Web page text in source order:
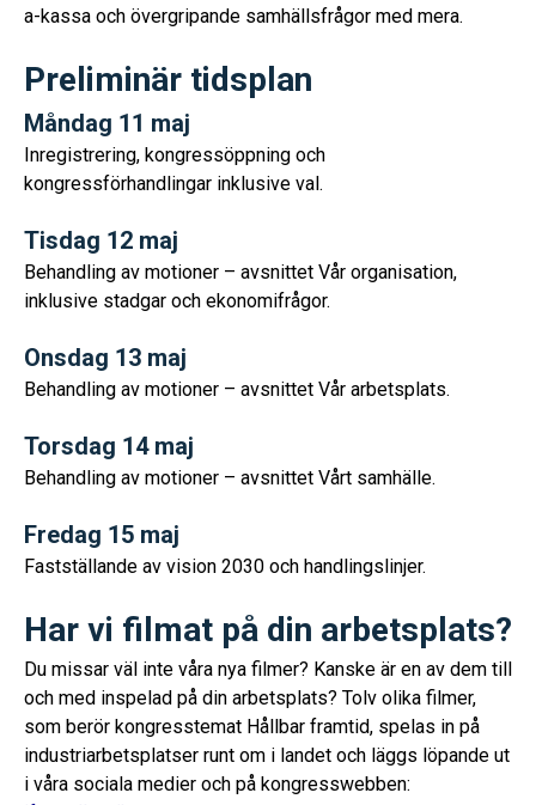
a-kassa och övergripande samhällsfrågor med mera.
Preliminär tidsplan
Måndag 11 maj
Inregistrering, kongressöppning och
kongressförhandlingar inklusive val.
Tisdag 12 maj
Behandling av motioner – avsnittet Vår organisation,
inklusive stadgar och ekonomifrågor.
Onsdag 13 maj
Behandling av motioner – avsnittet Vår arbetsplats.
Torsdag 14 maj
Behandling av motioner – avsnittet Vårt samhälle.
Fredag 15 maj
Fastställande av vision 2030 och handlingslinjer.
Har vi filmat på din arbetsplats?
Du missar väl inte våra nya filmer? Kanske är en av dem till
och med inspelad på din arbetsplats? Tolv olika filmer,
som berör kongresstemat Hållbar framtid, spelas in på
industriarbetsplatser runt om i landet och läggs löpande ut
i våra sociala medier och på kongresswebben: